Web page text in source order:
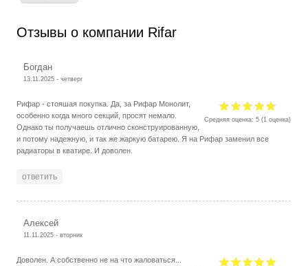
Отзывы о компании Rifar
Богдан
13.11.2025 - четверг
Средняя оценка:5 (1 оценка)
Рифар - стояшая покупка. Да, за Рифар Монолит,
особенно когда много секций, просят немало.
Однако ты получаешь отлично сконструированную,
и потому надежную, и так же жаркую батарею. Я на Рифар заменил все
радиаторы в кватире. И доволен.
ответить
Алексей
11.11.2025 - вторник
Доволен. А собственно не на что жаловаться...